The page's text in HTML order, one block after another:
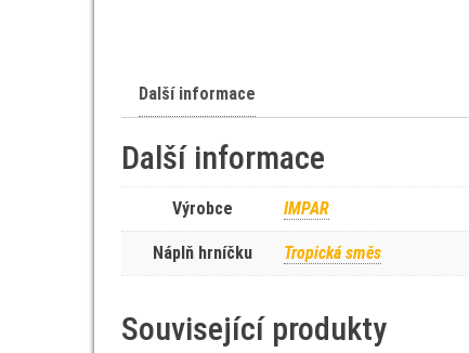
Další informace
Další informace
Výrobce IMPAR
Náplň hrníčku Tropická směs
Související produkty